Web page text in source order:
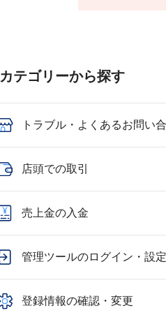
カテゴリーから探す
トラブル・よくあるお問い
店頭での取引
売上金の入金
管理ツールのログイン・設定
登録情報の確認・変更